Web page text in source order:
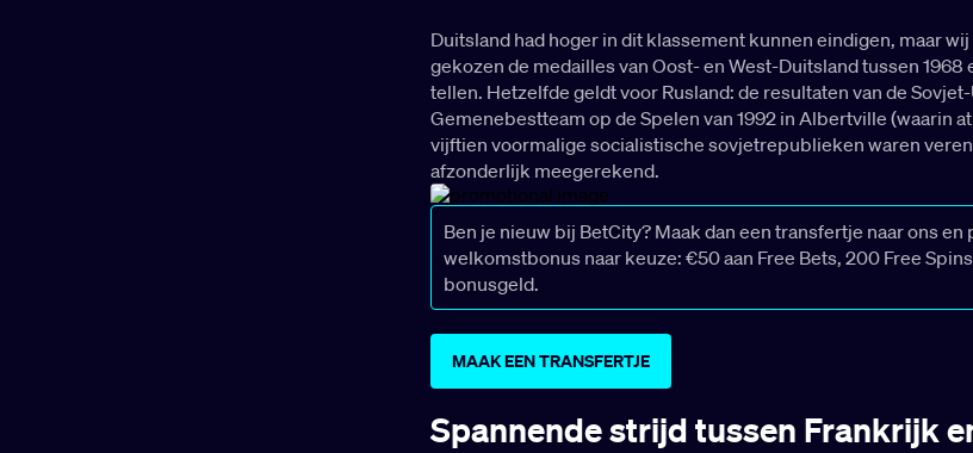
Duitsland had hoger in dit klassement kunnen eindigen, maar
gekozen de medailles van Oost- en West-Duitsland tussen 1968
tellen. Hetzelfde geldt voor Rusland: de resultaten van de
Gemenebestteam op de Spelen van 1992 in Albertville (waarin
vijftien voormalige socialistische sovjetrepublieken waren
afzonderlijk meegerekend.
Ben je nieuw bij BetCity? Maak dan een transfertje naar ons en
welkomstbonus naar keuze: €50 aan Free Bets, 200 Free
bonusgeld.
MAAK EEN TRANSFERTJE
Spannende strijd tussen Frankrijk